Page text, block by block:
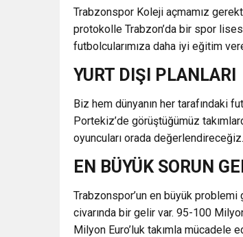
Trabzonspor Koleji açmamız
protokolle Trabzon’da bir spor
futbolcularımıza daha iyi eğitim
YURT DIŞI PLANLARI
Biz hem dünyanın her tarafındaki
Portekiz’de görüştüğümüz
oyuncuları orada değerlendireceğiz.
EN BÜYÜK SORUN
Trabzonspor’un en büyük
civarında bir gelir var. 95-100
Milyon Euro’luk takımla mücadele